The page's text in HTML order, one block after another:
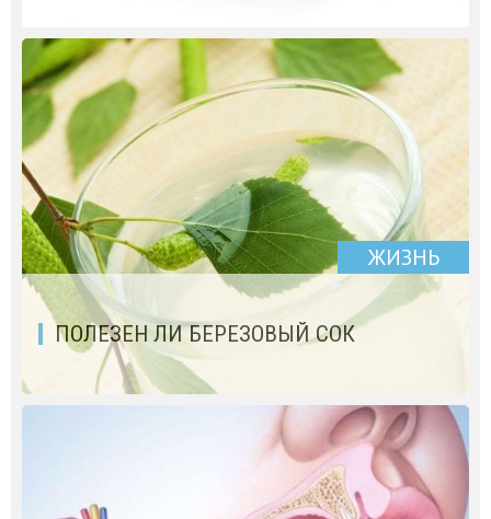
ЖИЗНЬ
ПОЛЕЗЕН ЛИ БЕРЕЗОВЫЙ СОК